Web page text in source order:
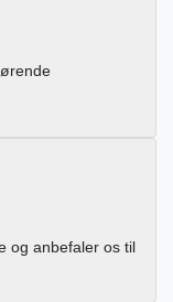
og anbefaler os til